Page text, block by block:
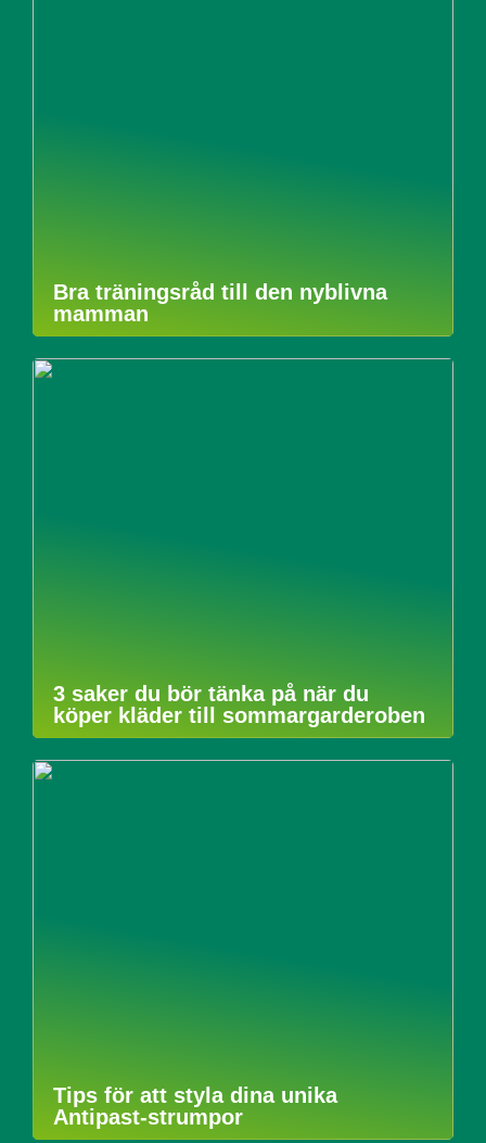
Bra träningsråd till den nyblivna
mamman
3 saker du bör tänka på när du
köper kläder till sommargarderoben
Tips för att styla dina unika
Antipast-strumpor